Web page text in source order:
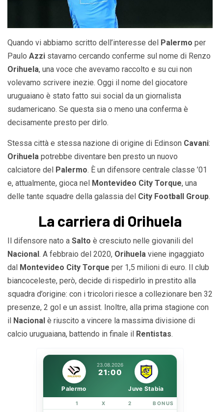
Quando vi abbiamo scritto dell’interesse del Palermo per
Paulo Azzi stavamo cercando conferme sul nome di Renzo
Orihuela, una voce che avevamo raccolto e su cui non
volevamo scrivere inezie. Oggi il nome del giocatore
uruguaiano è stato fatto sui social da un giornalista
sudamericano. Se questa sia o meno una conferma è
decisamente presto per dirlo.
Stessa città e stessa nazione di origine di Edinson Cavani:
Orihuela potrebbe diventare ben presto un nuovo
calciatore del
Palermo. È un difensore centrale classe ’01
e, attualmente, gioca nel
Montevideo City Torque, una
delle tante squadre della galassia del City Football Group.
La carriera di Orihuela
Il difensore nato a Salto è cresciuto nelle giovanili del
Nacional . A febbraio del 2020, Orihuela viene ingaggiato
dal Montevideo City Torque per 1,5 milioni di euro. Il club
biancoceleste, però, decide di rispedirlo in prestito alla
squadra d’origine: con i tricolori riesce a collezionare ben 32
presenze, 2 gol e un assist. Inoltre, alla prima stagione con
il Nacional è riuscito a vincere la massima divisione di
calcio uruguaiana, battendo in finale il Rentistas.
23.08.2026
21:00
Palermo Juve Stabia
1 X 2 BONUS